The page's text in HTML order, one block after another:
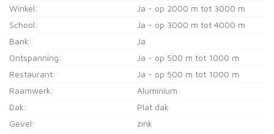
Winkel:
Ja - op 2000 m tot 3000 m
School:
Ja - op 3000 m tot 4000 m
Bank:
Ja
Ontspanning:
Ja - op 500 m tot 1000 m
Restaurant:
Ja - op 500 m tot 1000 m
Raamwerk:
Aluminium
Dak:
Plat dak
Gevel:
zink